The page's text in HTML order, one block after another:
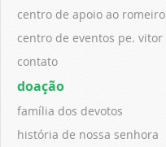
centro de apoio ao romeiro
centro de eventos pe. vitor
contato
doação
família dos devotos
história de nossa senhora